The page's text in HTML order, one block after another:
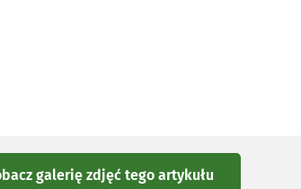
galerię zdjęć tego artykułu